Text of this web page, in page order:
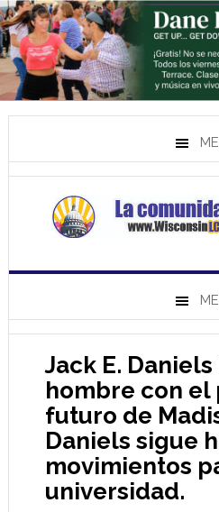
Jack E. Daniels
hombre con el
futuro de
Daniels sigue
movimientos
universidad.